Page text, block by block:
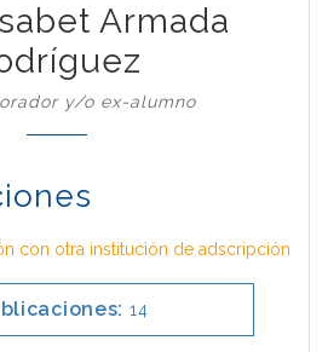
Armada
y/o ex-alumno
con otra institución de adscripción
14